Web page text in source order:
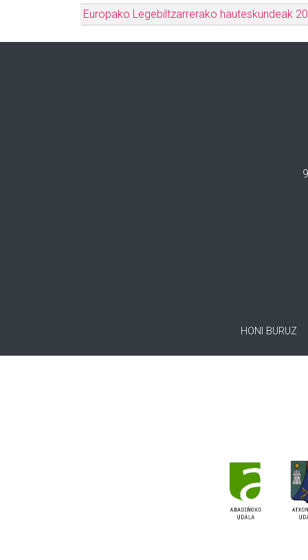
Europako Legebiltzarrerako hauteskundeak
HONI BURUZ